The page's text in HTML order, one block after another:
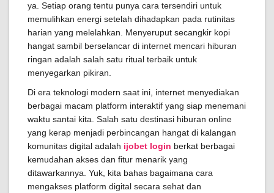
ya. Setiap orang tentu punya cara tersendiri untuk
memulihkan energi setelah dihadapkan pada rutinitas
harian yang melelahkan. Menyeruput secangkir kopi
hangat sambil berselancar di internet mencari hiburan
ringan adalah salah satu ritual terbaik untuk
menyegarkan pikiran.
Di era teknologi modern saat ini, internet menyediakan
berbagai macam platform interaktif yang siap menemani
waktu santai kita. Salah satu destinasi hiburan online
yang kerap menjadi perbincangan hangat di kalangan
komunitas digital adalah ijobet login berkat berbagai
kemudahan akses dan fitur menarik yang
ditawarkannya. Yuk, kita bahas bagaimana cara
mengakses platform digital secara sehat dan